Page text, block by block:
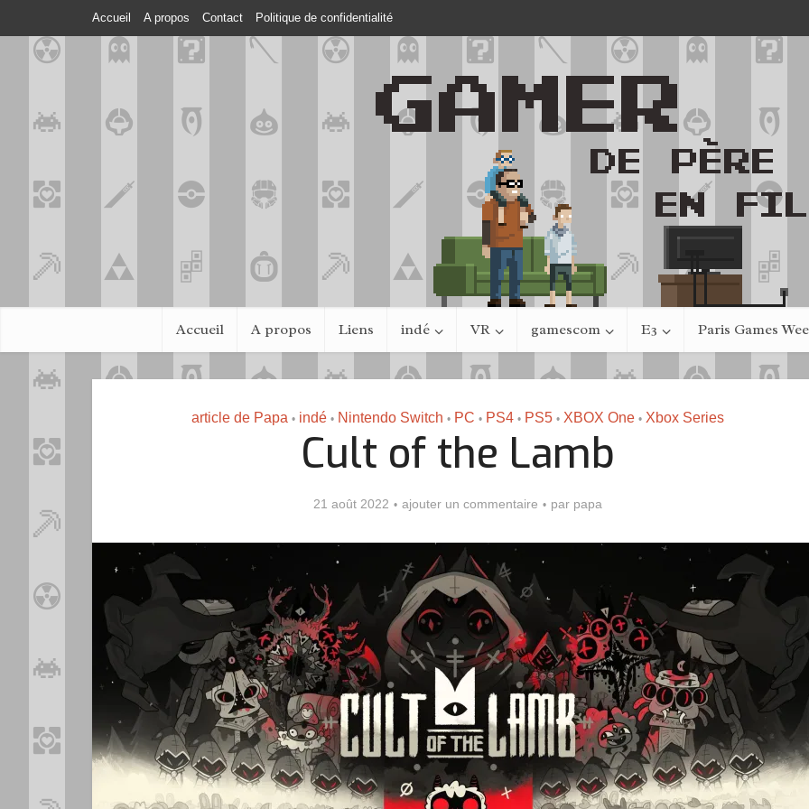
Accueil A propos Contact Politique de confidentialité
Accueil A propos Liens indé VR gamescom E3 Paris Games
article de Papa • indé • Nintendo Switch • PC • PS4 • PS5 • XBOX One • Xbox Series
Cult of the Lamb
21 août 2022 ajouter un commentaire par papa
Looking for Fael
Assassin’s Creed Black